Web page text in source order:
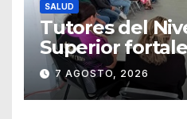
SALUD
Tutores del
Superior
estrategias
prevención de
el noviazgo
7 AGOSTO, 2026